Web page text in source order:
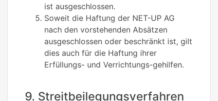
ist ausgeschlossen.
Soweit die Haftung der NET-UP AG
nach den vorstehenden Absätzen
ausgeschlossen oder beschränkt ist, gilt
dies auch für die Haftung ihrer
Erfüllungs- und Verrichtungs-gehilfen.
9. Streitbeilegungsverfahren